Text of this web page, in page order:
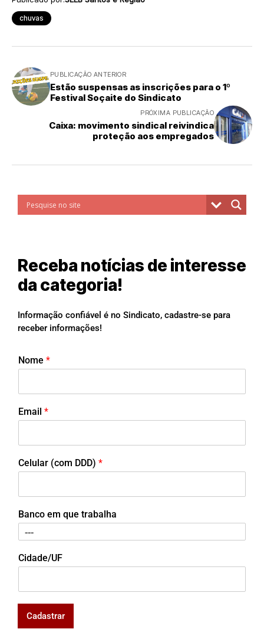
chuvas
PUBLICAÇÃO ANTERIOR
Estão suspensas as inscrições para o 1º
Festival Soçaite do Sindicato
PRÓXIMA PUBLICAÇÃO
Caixa: movimento sindical reivindica
proteção aos empregados
Receba notícias de interesse
da categoria!
Informação confiável é no Sindicato, cadastre-se para
receber informações!
Nome *
Email *
Celular (com DDD) *
Banco em que trabalha
Cidade/UF
Cadastrar